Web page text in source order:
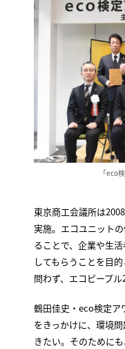
「eco
東京商工会議所は
実施。エコユニット
ることで、企業や生
してもらうことを目
問わず、エコピープル
鶴田佳史・eco検定ア
をきっかけに、環境
きたい。そのために